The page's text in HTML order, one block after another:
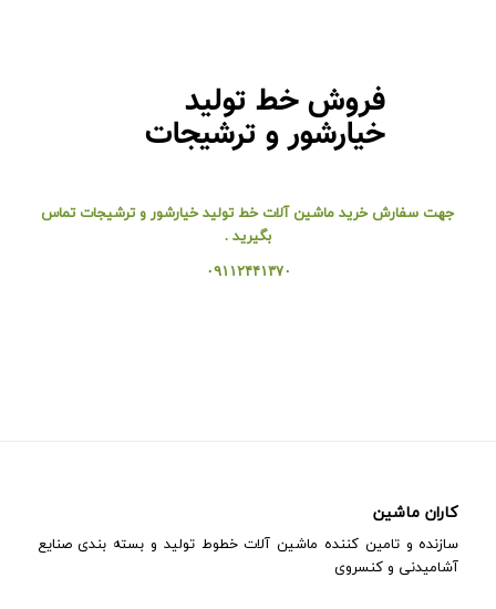
فروش خط تولید
خیارشور و ترشیجات
جهت سفارشخرید ماشین آلات خط تولید خیارشور و ترشیجات تماس
بگیرید .
۰۹۱۱۲۴۴۱۳۷۰
کاران ماشین
سازنده و تامین کننده ماشین آلات خطوط تولید و بسته بندی صنایع
آشامیدنی و کنسروی